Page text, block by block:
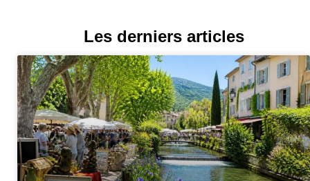
Les derniers articles